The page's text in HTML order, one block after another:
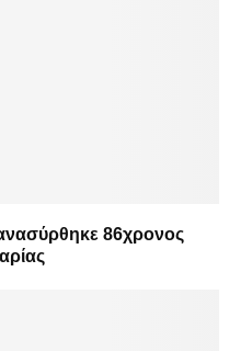
86χρονος